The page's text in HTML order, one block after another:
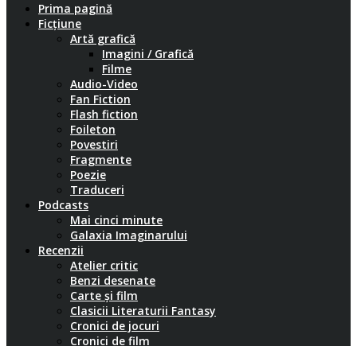
Prima pagină
Ficțiune
Artă grafică
Imagini / Grafică
Filme
Audio-Video
Fan Fiction
Flash fiction
Foileton
Povestiri
Fragmente
Poezie
Traduceri
Podcasts
Mai cinci minute
Galaxia Imaginarului
Recenzii
Atelier critic
Benzi desenate
Carte și film
Clasicii Literaturii Fantasy
Cronici de jocuri
Cronici de film